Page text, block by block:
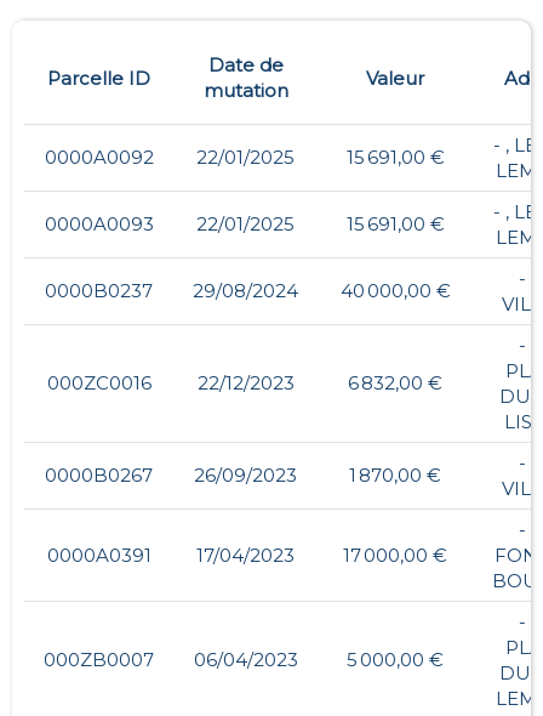
Parcelle ID
Date de
mutation
Valeur
0000A0092 22/01/2025 15 691,00 €
- ,
0000A0093 22/01/2025 15 691,00 €
- ,
0000B0237 29/08/2024 40 000,00 €
- ,
000ZC0016 22/12/2023 6 832,00 €
- ,
DU
0000B0267 26/09/2023 1 870,00 €
- ,
0000A0391 17/04/2023 17 000,00 €
- ,
000ZB0007 06/04/2023 5 000,00 €
- ,
DU